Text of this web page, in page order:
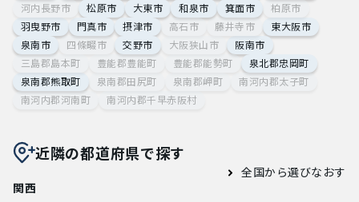
河内長野市
松原市 大東市 和泉市 箕面市
柏原市
羽曳野市
門真市 摂津市 高石市 藤井寺市
東大阪市
泉南市
四條畷市 交野市 大阪狭山市
阪南市
三島郡島本町
豊能郡豊能町 豊能郡能勢町
泉北郡忠岡町
泉南郡熊取町
泉南郡田尻町 泉南郡岬町
南河内郡太子町
南河内郡河南町
南河内郡千早赤阪村
近隣の都道府県で探す
全国から選びなおす
関西